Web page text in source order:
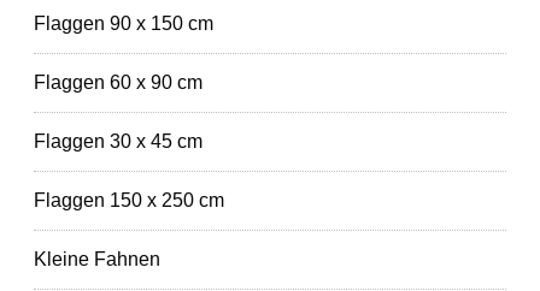
Flaggen 90 x 150 cm
Flaggen 60 x 90 cm
Flaggen 30 x 45 cm
Flaggen 150 x 250 cm
Kleine Fahnen